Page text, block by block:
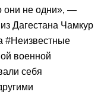
они не одни», —
Дагестана Чамкур
#Неизвестные
военной
себя